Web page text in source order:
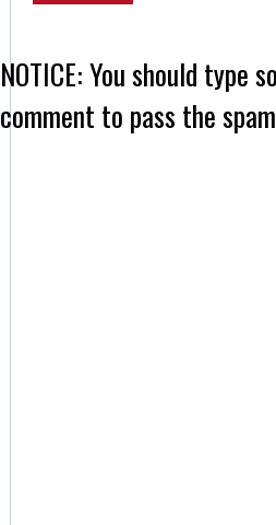
NOTICE:You should type
comment to pass the